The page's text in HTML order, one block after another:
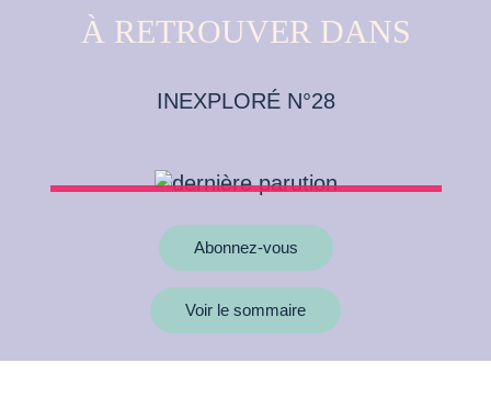
À RETROUVER DANS
INEXPLORÉ N°28
Abonnez-vous
Voir le sommaire